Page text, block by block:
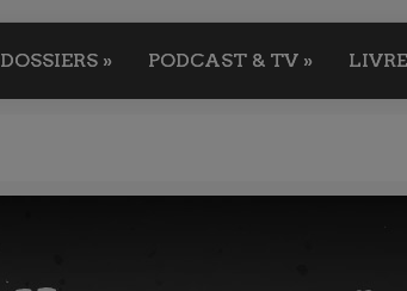
DOSSIERS » PODCAST & TV »